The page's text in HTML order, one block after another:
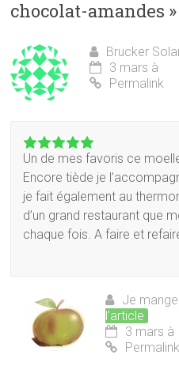
chocolat-amandes »
Brucker
3 mars à
Permalink
Un de mes favoris ce
Encore tiède je
je fait également au
d’un grand restaurant que
chaque fois. A faire et
Je
l’article
3 mars à
Permalink